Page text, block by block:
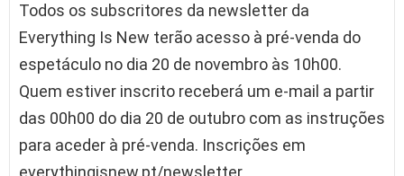
Todos os subscritores da newsletter da
Everything Is New terão acesso à pré-venda do
espetáculo no dia 20 de novembro às 10h00.
Quem estiver inscrito receberá um e-mail a partir
das 00h00 do dia 20 de outubro com as instruções
para aceder à pré-venda. Inscrições em
everythingisnew.pt/newsletter